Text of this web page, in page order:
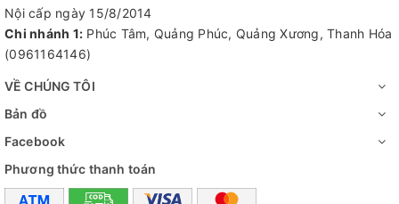
dày 0,6mm, đáy tủ là inox dày 1,2mm. Lớp ở giữa là lớp cách
nhiệt Polyurethane, được bơm dưới áp suất cao có chiều dày
nghiệp.
- Cụm điều khiển được ngay mặt trước của tủ.
Nội cấp ngày 15/8/2014
Chi nhánh 1: Phúc Tâm, Quảng Phúc, Quảng Xương, Thanh Hóa
(0961164146)
VỀ CHÚNG TÔI
Bản đồ
Facebook
Phương thức thanh toán